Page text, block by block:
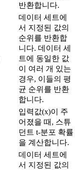
반환합니다.
데이터 세트에
서 지정된 값의
순위를 반환합
니다. 데이터 세
트에 동일한 값
이 여러 개 있는
경우, 이들의 평
균 순위를 반환
합니다.
입력값(x)이 주
어졌을 때, 스튜
던트 t-분포 확률
을 계산합니다.
데이터 세트에
서 지정된 값의